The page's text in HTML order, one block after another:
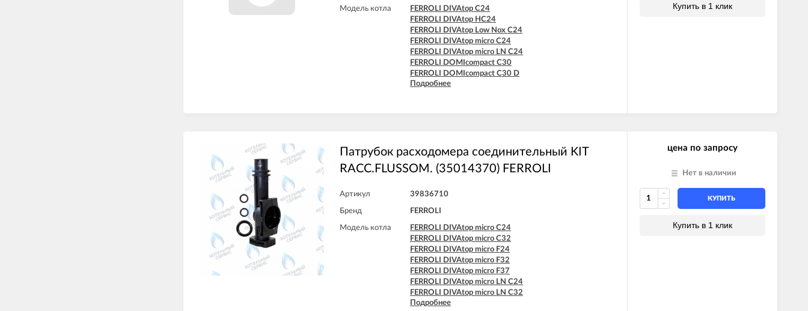
FERROLI DIVAtop ST C24
FERROLI DIVAtop ST C32
FERROLI DIVAtop ST F24
FERROLI DIVAtop ST F32
Модель котла
FERROLI DIVAtop C24
FERROLI DIVAtop HC24
FERROLI DIVAtop Low Nox C24
FERROLI DIVAtop micro C24
FERROLI DIVAtop micro LN C24
FERROLI DOMIcompact C30
FERROLI DOMIcompact C30 D
FERROLI DOMItech C32
Подробнее
Купить в 1 клик
Патрубок расходомера соединительный KIT
RACC.FLUSSOM. (35014370) FERROLI
Артикул 39836710
Бренд FERROLI
Модель котла
FERROLI DIVAtop micro C24
FERROLI DIVAtop micro C32
FERROLI DIVAtop micro F24
FERROLI DIVAtop micro F32
FERROLI DIVAtop micro F37
FERROLI DIVAtop micro LN C24
FERROLI DIVAtop micro LN C32
FERROLI DIVAtop micro LN F24
Подробнее
цена по запросу
Нет в наличии
КУПИТЬ
Купить в 1 клик